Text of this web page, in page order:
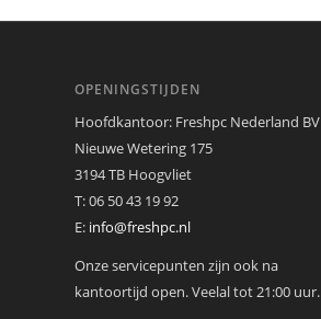
OPENINGSTIJDEN
Hoofdkantoor: Freshpc Nederland BV
Nieuwe Wetering 175
3194 TB Hoogvliet
T: 06 50 43 19 92
E: info@freshpc.nl
Onze servicepunten zijn ook na
kantoortijd open. Veelal tot 21:00 uur.